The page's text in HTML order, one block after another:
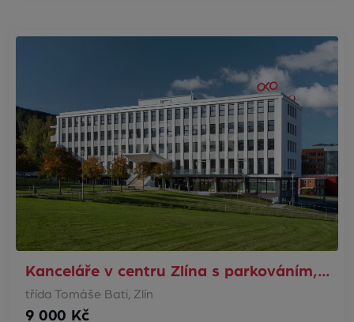
Kanceláře v centru Zlína s parkováním,…
třída Tomáše Bati, Zlín
9 000 Kč